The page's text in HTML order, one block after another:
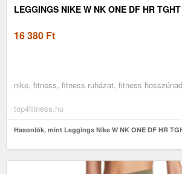
LEGGINGS NIKE W NK ONE DF HR TGHT
16 380 Ft
nike, fitness, fitness ruházat, fitness
top4fitness.hu
Hasonlók, mint Leggings Nike W NK ONE DF HR